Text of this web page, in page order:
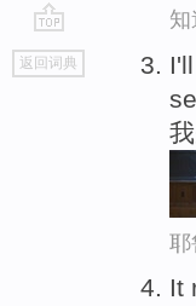
go
top
返回词典
耶
It